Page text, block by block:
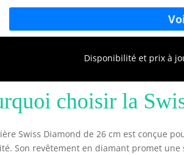
Disponibilité et prix à
choisir la
Swiss Diamond de 26 cm est conçue
Son revêtement en diamant promet